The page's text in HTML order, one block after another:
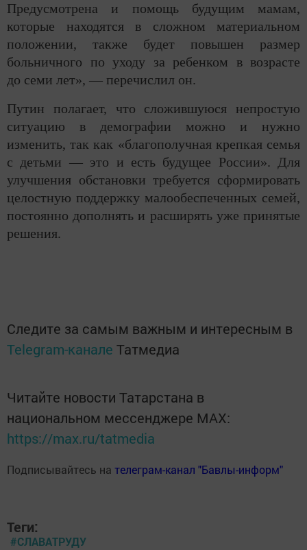
Предусмотрена и помощь будущим мамам,
которые находятся в сложном материальном
положении, также будет повышен размер
больничного по уходу за ребенком в возрасте
до семи лет», — перечислил он.
Путин полагает, что сложившуюся непростую
ситуацию в демографии можно и нужно
изменить, так как «благополучная крепкая семья
с детьми — это и есть будущее России». Для
улучшения обстановки требуется сформировать
целостную поддержку малообеспеченных семей,
постоянно дополнять и расширять уже принятые
решения.
Следите за самым важным и интересным в
Telegram-канале Татмедиа
Читайте новости Татарстана в
национальном мессенджере MАХ:
https://max.ru/tatmedia
Подписывайтесь на телеграм-канал "Бавлы-информ"
Теги:
#СЛАВАТРУДУ